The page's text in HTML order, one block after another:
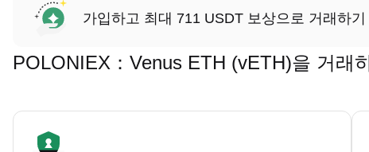
가입하고 최대 711 USDT 보상으로 거래하기
POLONIEX：Venus ETH (vETH)을 거래